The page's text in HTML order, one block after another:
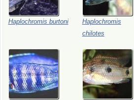
Haplochromis burtoni
Haplochromis
chilotes